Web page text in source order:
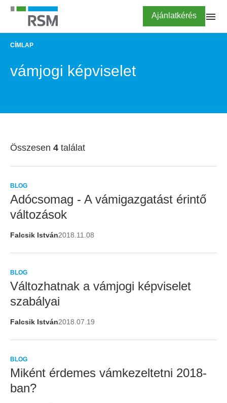
Ugrás
tartalomra
Highlighted
Ajánlatkérés
MORZSA
CÍMLAP
vámjogi képviselet
Összesen 4 találat
BLOG
Adócsomag - A vámigazgatást érintő
változások
Falcsik István2018.11.08
BLOG
Változhatnak a vámjogi képviselet
szabályai
Falcsik István2018.07.19
BLOG
Miként érdemes vámkezeltetni 2018-
ban?